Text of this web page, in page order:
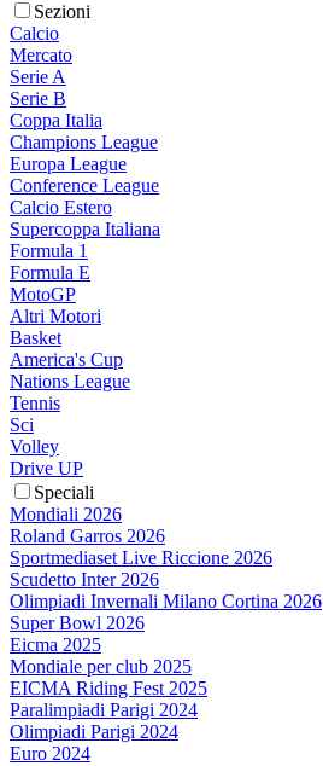
Sezioni
Calcio
Mercato
Serie A
Serie B
Coppa Italia
Champions League
Europa League
Conference League
Calcio Estero
Supercoppa Italiana
Formula 1
Formula E
MotoGP
Altri Motori
Basket
America's Cup
Nations League
Tennis
Sci
Volley
Drive UP
Speciali
Mondiali 2026
Roland Garros 2026
Sportmediaset Live Riccione 2026
Scudetto Inter 2026
Olimpiadi Invernali Milano Cortina 2026
Super Bowl 2026
Eicma 2025
Mondiale per club 2025
EICMA Riding Fest 2025
Paralimpiadi Parigi 2024
Olimpiadi Parigi 2024
Euro 2024